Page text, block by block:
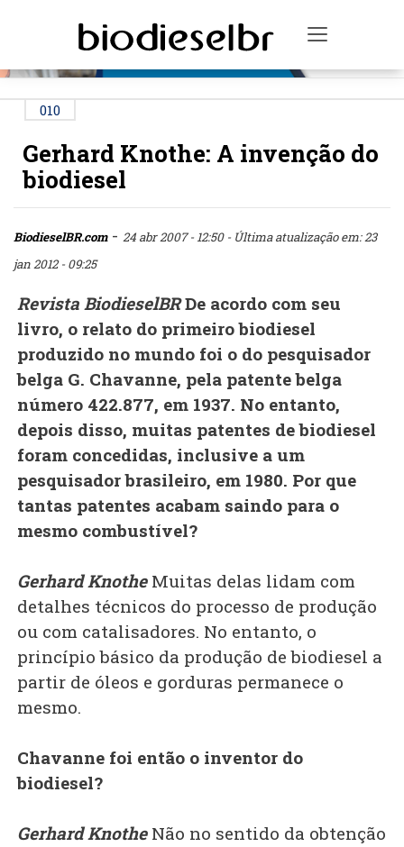
Toggle
010
Gerhard Knothe: A invenção do
biodiesel
BiodieselBR.com- 24 abr 2007 - 12:50 - Última atualização em: 23
jan 2012 - 09:25
Revista BiodieselBRDe acordo com seu
livro, o relato do primeiro biodiesel
produzido no mundo foi o do pesquisador
belga G. Chavanne, pela patente belga
número 422.877, em 1937. No entanto,
depois disso, muitas patentes de biodiesel
foram concedidas, inclusive a um
pesquisador brasileiro, em 1980. Por que
tantas patentes acabam saindo para o
mesmo combustível?
Gerhard KnotheMuitas delas lidam com
detalhes técnicos do processo de produção
ou com catalisadores. No entanto, o
princípio básico da produção de biodiesel a
partir de óleos e gorduras permanece o
mesmo.
Chavanne foi então o inventor do
biodiesel?
Gerhard KnotheNão no sentido da obtenção